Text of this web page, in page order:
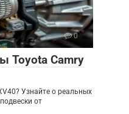
0
Toyota Camry
Узнайте о реальных
от